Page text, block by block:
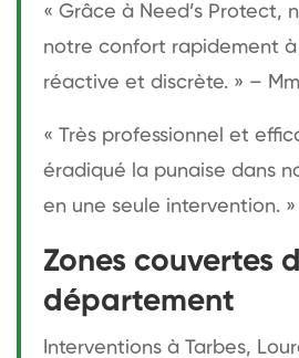
« Grâce à Need’s Protect,
notre confort rapidement à
réactive et discrète. » –
« Très professionnel et
éradiqué la punaise dans
en une seule intervention.
Zones couvertes
département
Interventions à Tarbes,